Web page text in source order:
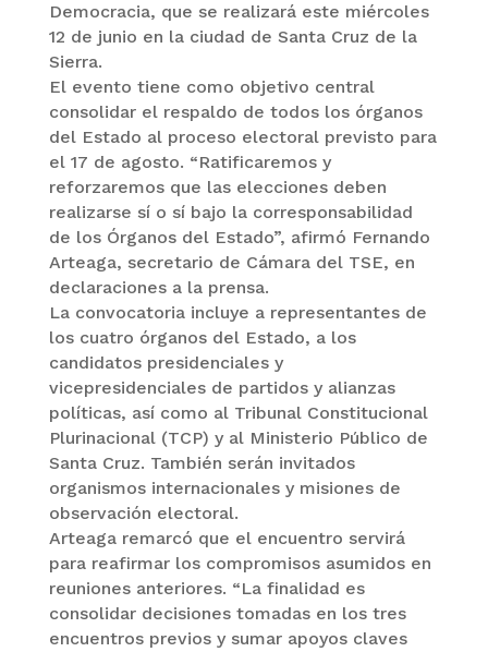
Democracia, que se realizará este miércoles
12 de junio en la ciudad de Santa Cruz de la
Sierra.
El evento tiene como objetivo central
consolidar el respaldo de todos los órganos
del Estado al proceso electoral previsto para
el 17 de agosto. “Ratificaremos y
reforzaremos que las elecciones deben
realizarse sí o sí bajo la corresponsabilidad
de los Órganos del Estado”, afirmó Fernando
Arteaga, secretario de Cámara del TSE, en
declaraciones a la prensa.
La convocatoria incluye a representantes de
los cuatro órganos del Estado, a los
candidatos presidenciales y
vicepresidenciales de partidos y alianzas
políticas, así como al Tribunal Constitucional
Plurinacional (TCP) y al Ministerio Público de
Santa Cruz. También serán invitados
organismos internacionales y misiones de
observación electoral.
Arteaga remarcó que el encuentro servirá
para reafirmar los compromisos asumidos en
reuniones anteriores. “La finalidad es
consolidar decisiones tomadas en los tres
encuentros previos y sumar apoyos claves